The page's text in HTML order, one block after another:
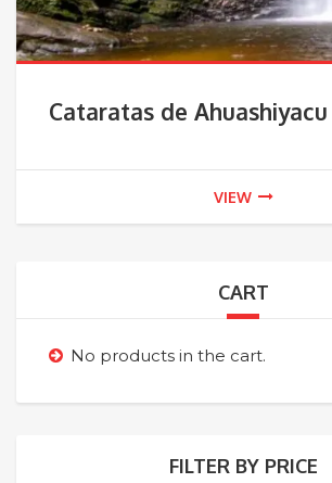
Cataratas de Ahuashiyacu
VIEW
CART
No products in the cart.
FILTER BY PRICE